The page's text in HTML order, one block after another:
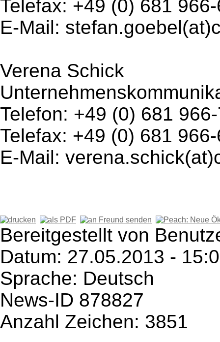
Telefax: +49 (0) 681
E-Mail:
Verena Schick
Telefon: +49 (0) 681
Telefax: +49 (0) 681
E-Mail:
Bereitgestellt von
Datum: 27.05.2013 -
Sprache: Deutsch
News-ID 878827
Anzahl Zeichen: 3851